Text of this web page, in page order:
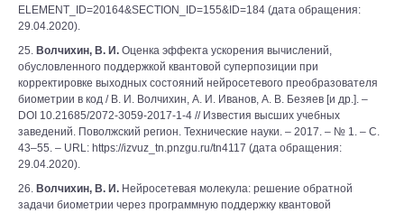
ELEMENT_ID=20164&SECTION_ID=155&ID=184 (дата обращения:
29.04.2020).
25. Волчихин, В. И. Оценка эффекта ускорения вычислений,
обусловленного поддержкой квантовой суперпозиции при
корректировке выходных состояний нейросетевого преобразователя
биометрии в код / В. И. Волчихин, А. И. Иванов, А. В. Безяев [и др.]. –
DOI 10.21685/2072-3059-2017-1-4 // Известия высших учебных
заведений. Поволжский регион. Технические науки. – 2017. – № 1. – С.
43–55. – URL: https://izvuz_tn.pnzgu.ru/tn4117 (дата обращения:
29.04.2020).
26. Волчихин, В. И. Нейросетевая молекула: решение обратной
задачи биометрии через программную поддержку квантовой